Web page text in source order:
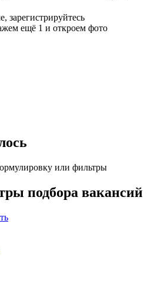
зарегистрируйтесь
ещё 1 и откроем фото
или фильтры
подбора вакансий